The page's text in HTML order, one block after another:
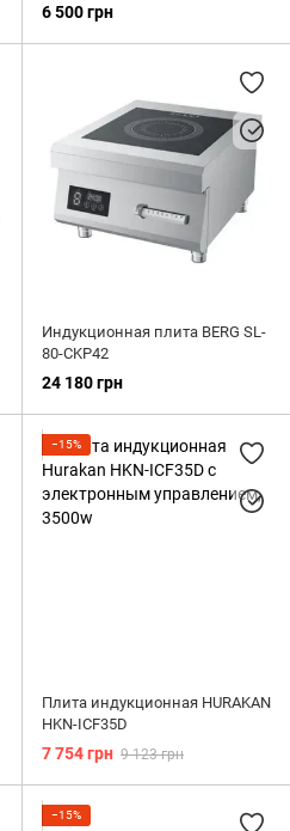
6 500 грн
Индукционная плита BERG SL-
80-CKP42
24 180 грн
−15%
Плита индукционная HURAKAN
HKN-ICF35D
7 754 грн 9 123 грн
−15%